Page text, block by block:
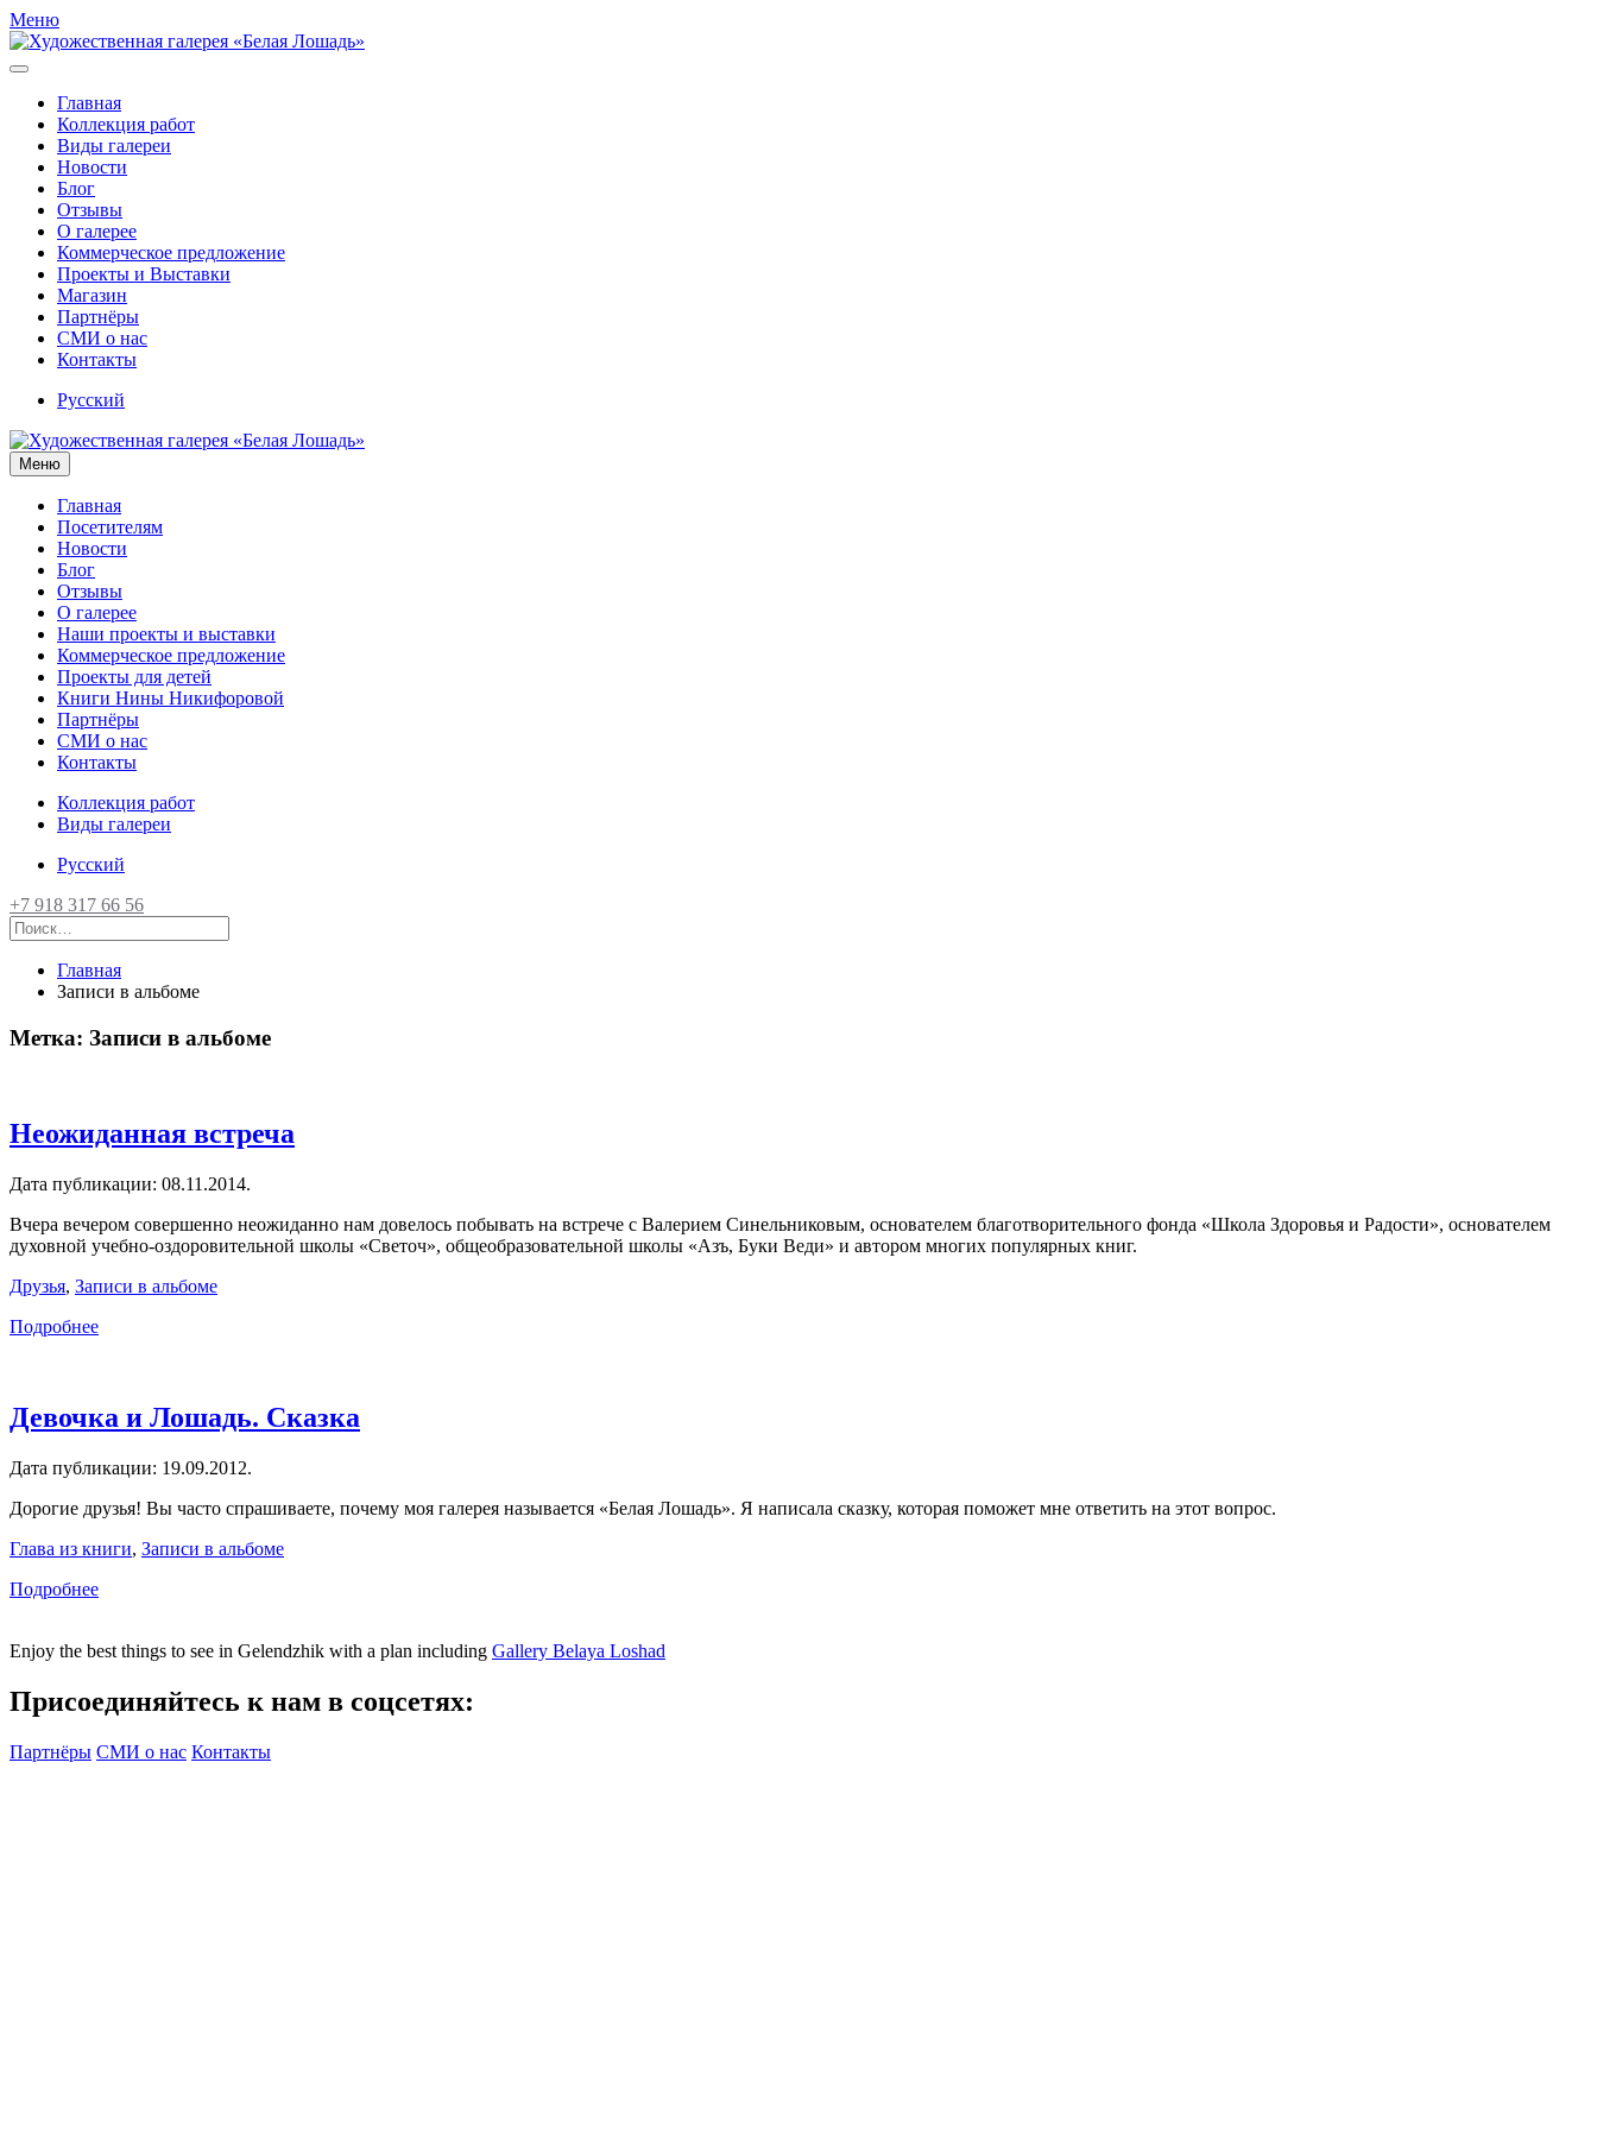
Меню
Главная
Коллекция работ
Виды галереи
Новости
Блог
Отзывы
О галерее
Коммерческое предложение
Проекты и Выставки
Магазин
Партнёры
СМИ о нас
Контакты
Русский
Меню
Главная
Посетителям
Новости
Блог
Отзывы
О галерее
Наши проекты и выставки
Коммерческое предложение
Проекты для детей
Книги Нины Никифоровой
Партнёры
СМИ о нас
Контакты
Коллекция работ
Виды галереи
Русский
+7 918 317 66 56
Главная
Записи в альбоме
Метка: Записи в альбоме
Неожиданная встреча
Дата публикации: 08.11.2014.
Вчера вечером совершенно неожиданно нам довелось побывать на встрече с Валерием Синельниковым, основателем благотворительного фонда «Школа Здоровья и Радости», основателем
духовной учебно-оздоровительной школы «Светоч», общеобразовательной школы «Азъ, Буки Веди» и автором многих популярных книг.
Друзья, Записи в альбоме
Подробнее
Девочка и Лошадь. Сказка
Дата публикации: 19.09.2012.
Дорогие друзья! Вы часто спрашиваете, почему моя галерея называется «Белая Лошадь». Я написала сказку, которая поможет мне ответить на этот вопрос.
Глава из книги, Записи в альбоме
Подробнее
Enjoy the best things to see in Gelendzhik with a plan including Gallery Belaya Loshad
Присоединяйтесь к нам в соцсетях:
Партнёры СМИ о нас Контакты